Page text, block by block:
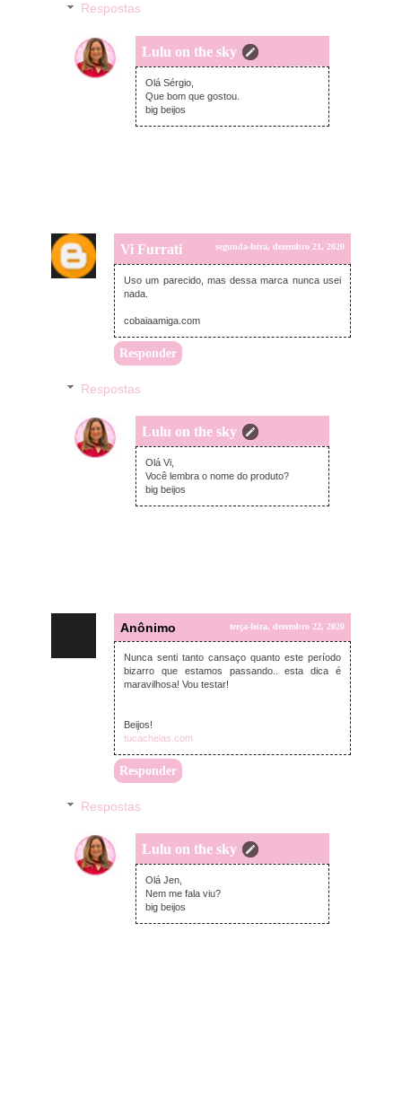
Respostas
Lulu on the sky
segunda-feira, dezembro 28, 2020
Olá Sérgio,
Que bom que gostou.
big beijos
Vi Furrati segunda-feira, dezembro 21, 2020
Uso um parecido, mas dessa marca nunca usei
nada.
cobaiaamiga.com
Responder
Respostas
Lulu on the sky
segunda-feira, dezembro 28, 2020
Olá Vi,
Você lembra o nome do produto?
big beijos
Anônimo terça-feira, dezembro 22, 2020
Nunca senti tanto cansaço quanto este período
bizarro que estamos passando.. esta dica é
maravilhosa! Vou testar!
Beijos!
tucacheias.com
Responder
Respostas
Lulu on the sky
segunda-feira, dezembro 28, 2020
Olá Jen,
Nem me fala viu?
big beijos